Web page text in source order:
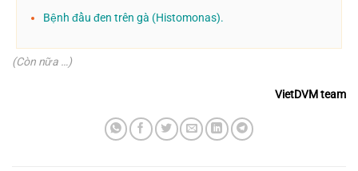
Bệnh đầu đen trên gà (Histomonas).
(Còn nữa …)
VietDVM team